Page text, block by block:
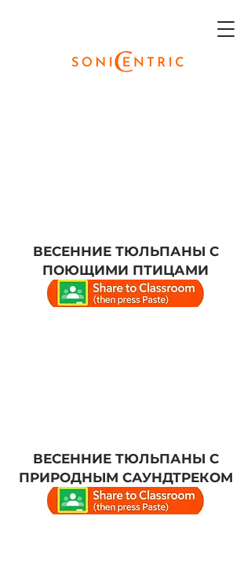
ВЕСЕННИЕ ТЮЛЬПАНЫ С
ПОЮЩИМИ ПТИЦАМИ
ВЕСЕННИЕ ТЮЛЬПАНЫ С
ПРИРОДНЫМ САУНДТРЕКОМ